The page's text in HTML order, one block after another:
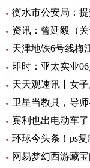
衡水市公安局：
资讯：曾延毅（关
天津地铁6号线梅
即时：亚太实业
卫星当教具，导
网易梦幻西游藏